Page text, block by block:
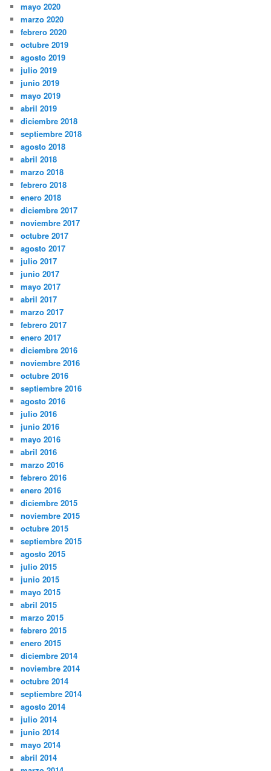
mayo 2020
marzo 2020
febrero 2020
octubre 2019
agosto 2019
julio 2019
junio 2019
mayo 2019
abril 2019
diciembre 2018
septiembre 2018
agosto 2018
abril 2018
marzo 2018
febrero 2018
enero 2018
diciembre 2017
noviembre 2017
octubre 2017
agosto 2017
julio 2017
junio 2017
mayo 2017
abril 2017
marzo 2017
febrero 2017
enero 2017
diciembre 2016
noviembre 2016
octubre 2016
septiembre 2016
agosto 2016
julio 2016
junio 2016
mayo 2016
abril 2016
marzo 2016
febrero 2016
enero 2016
diciembre 2015
noviembre 2015
octubre 2015
septiembre 2015
agosto 2015
julio 2015
junio 2015
mayo 2015
abril 2015
marzo 2015
febrero 2015
enero 2015
diciembre 2014
noviembre 2014
octubre 2014
septiembre 2014
agosto 2014
julio 2014
junio 2014
mayo 2014
abril 2014